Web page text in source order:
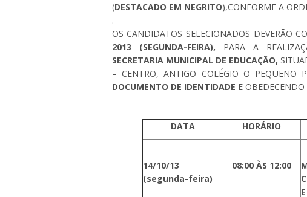
(DESTACADO EM NEGRITO),CONFORME A
.
OS CANDIDATOS SELECIONADOS DEVERÃO
2013 (SEGUNDA-FEIRA), PARA A
SECRETARIA MUNICIPAL DE EDUCAÇÃO,
– CENTRO, ANTIGO COLÉGIO O PEQUENO
DOCUMENTO DE IDENTIDADE E OBEDECENDO
DATA HORÁRIO
14/10/13
(segunda-feira)
08:00 ÀS 12:00